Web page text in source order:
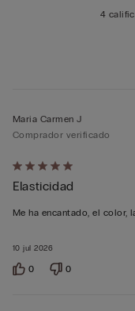
4
Calificación
de
5
5
10 jul 2026
Maria Carmen J
Comprador verificado
Elasticidad
Me ha encantado, el color,
0 0